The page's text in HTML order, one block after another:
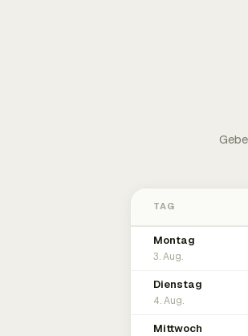
TAG
Montag
3. Aug.
Dienstag
4. Aug.
Mittwoch